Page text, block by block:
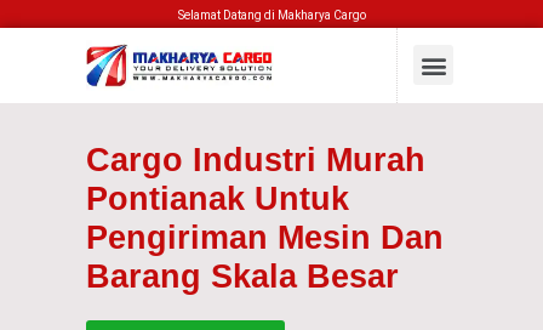
Selamat Datang di Makharya Cargo
Cargo Industri Murah
Pontianak Untuk
Pengiriman Mesin Dan
Barang Skala Besar